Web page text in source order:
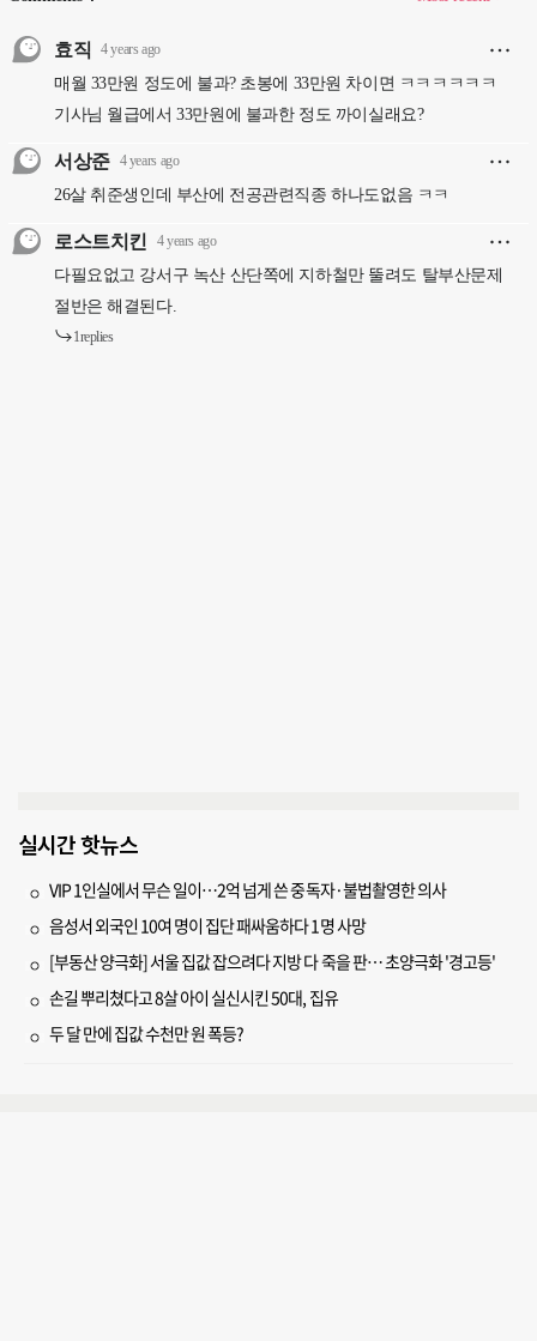
실시간 핫뉴스
VIP 1인실에서 무슨 일이…2억 넘게 쓴 중독자·불법촬영한 의사
음성서 외국인 10여 명이 집단 패싸움하다 1명 사망
[부동산 양극화] 서울 집값 잡으려다 지방 다 죽을 판… 초양극화 '경고등'
손길 뿌리쳤다고 8살 아이 실신시킨 50대, 집유
두 달 만에 집값 수천만 원 폭등?